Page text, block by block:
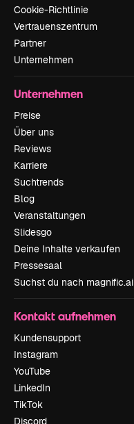
Cookie-Richtlinie
Vertrauenszentrum
Partner
Unternehmen
Unternehmen
Preise
Über uns
Reviews
Karriere
Suchtrends
Blog
Veranstaltungen
Slidesgo
Deine Inhalte verkaufen
Pressesaal
Suchst du nach magnific.ai
Kontakt aufnehmen
Kundensupport
Instagram
YouTube
LinkedIn
TikTok
Discord